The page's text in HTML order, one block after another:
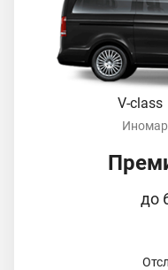
V-class
до